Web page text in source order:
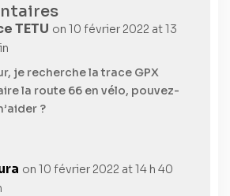
TETU on 10 février 2022 at 13
je recherche la trace GPX
la route 66 en vélo, pouvez-
?
on 10 février 2022 at 14 h 40